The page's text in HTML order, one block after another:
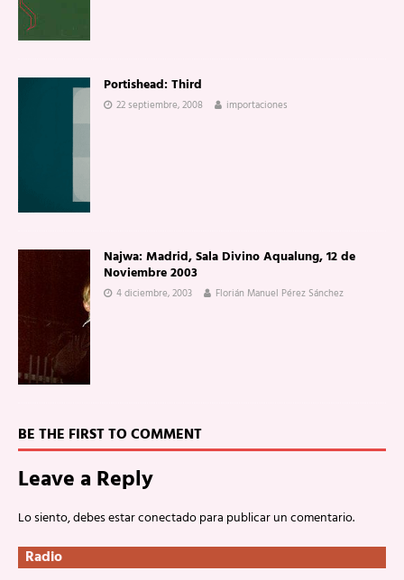
Portishead: Third
22 septiembre, 2008 importaciones
Najwa: Madrid, Sala Divino Aqualung, 12 de
Noviembre 2003
4 diciembre, 2003 Florián Manuel Pérez Sánchez
BE THE FIRST TO COMMENT
Leave a Reply
Lo siento, debes estarconectadopara publicar un comentario.
Radio